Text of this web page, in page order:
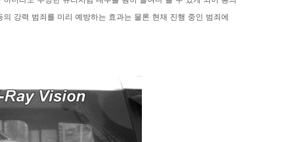
강력 범죄를 미리 예방하는 효과는 물론 현재 진행 중인 범죄에